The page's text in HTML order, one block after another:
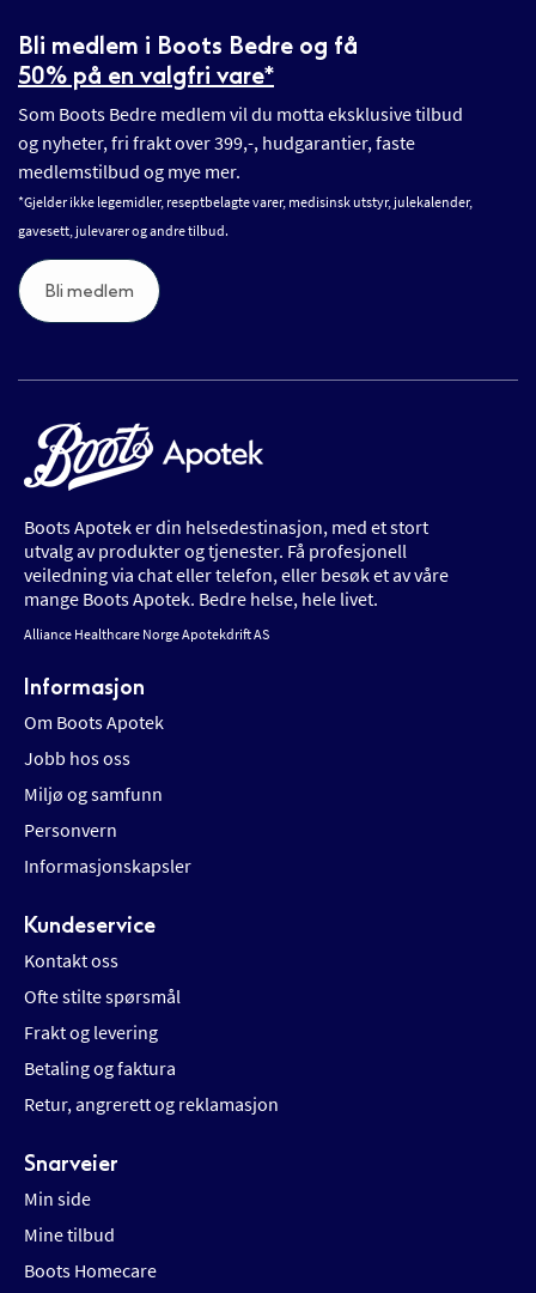
Bli medlem i Boots Bedre og få
50% på en valgfri vare*
Som Boots Bedre medlem vil du motta eksklusive tilbud
og nyheter, fri frakt over 399,-, hudgarantier, faste
medlemstilbud og mye mer.
*Gjelder ikke legemidler, reseptbelagte varer, medisinsk utstyr, julekalender,
gavesett, julevarer og andre tilbud.
Bli medlem
Boots Apotek er din helsedestinasjon, med et stort
utvalg av produkter og tjenester. Få profesjonell
veiledning via chat eller telefon, eller besøk et av våre
mange Boots Apotek. Bedre helse, hele livet.
Alliance Healthcare Norge Apotekdrift AS
Informasjon
Om Boots Apotek
Jobb hos oss
Miljø og samfunn
Personvern
Informasjonskapsler
Kundeservice
Kontakt oss
Ofte stilte spørsmål
Frakt og levering
Betaling og faktura
Retur, angrerett og reklamasjon
Snarveier
Min side
Mine tilbud
Boots Homecare